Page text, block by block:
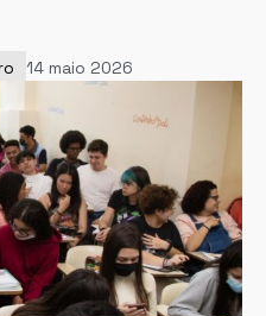
14 maio 2026